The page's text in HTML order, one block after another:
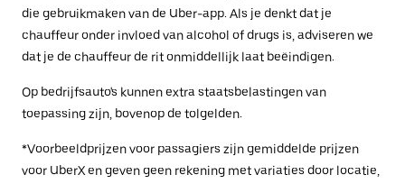
die gebruikmaken van de Uber-app. Als je denkt dat je
chauffeur onder invloed van alcohol of drugs is, adviseren we
dat je de chauffeur de rit onmiddellijk laat beëindigen.
Op bedrijfsauto's kunnen extra staatsbelastingen van
toepassing zijn, bovenop de tolgelden.
*Voorbeeldprijzen voor passagiers zijn gemiddelde prijzen
voor UberX en geven geen rekening met variaties door locatie,